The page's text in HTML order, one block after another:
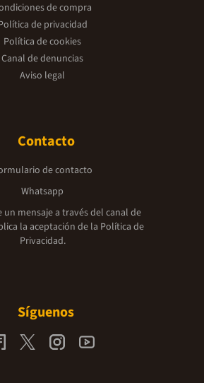
de compra
de privacidad
Política de cookies
Canal de denuncias
Aviso legal
Contacto
de contacto
Whatsapp
un mensaje a través del canal de
la aceptación de la Política de
Privacidad.
Síguenos